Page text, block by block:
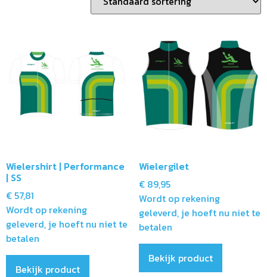
Wielershirt | Performance
| SS
€ 57,81
Wordt op rekening
geleverd, je hoeft nu niet te
betalen
Bekijk product
Wielergilet
€89,95
Wordt op rekening
geleverd, je hoeft nu niet te
betalen
Bekijk product